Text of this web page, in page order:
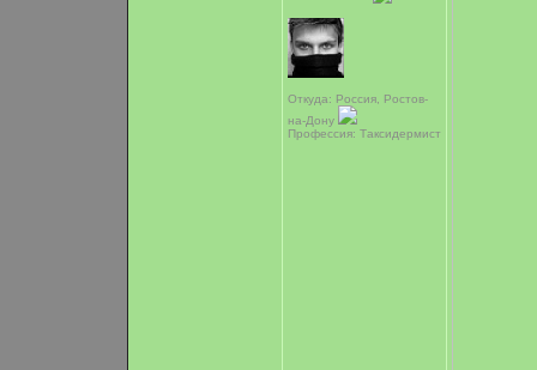
Откуда: Россия, Ростов-
на-Дону
Профессия: Таксидермист